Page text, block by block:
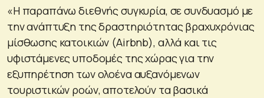
«Η παραπάνω διεθνής συγκυρία, σε συνδυασμό με
την ανάπτυξη της δραστηριότητας βραχυχρόνιας
μίσθωσης κατοικιών (Airbnb), αλλά και τις
υφιστάμενες υποδομές της χώρας για την
εξυπηρέτηση των ολοένα αυξανόμενων
τουριστικών ροών, αποτελούν τα βασικά